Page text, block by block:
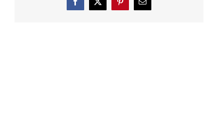
Facebook
X Pinterest
E-
Mail